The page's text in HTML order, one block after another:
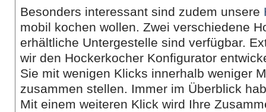
Besonders interessant sind zudem unsere
mobil kochen wollen. Zwei verschiedene
erhältliche Untergestelle sind verfügbar.
wir den Hockerkocher Konfigurator
Sie mit wenigen Klicks innerhalb weniger
zusammen stellen. Immer im Überblick
Mit einem weiteren Klick wird Ihre